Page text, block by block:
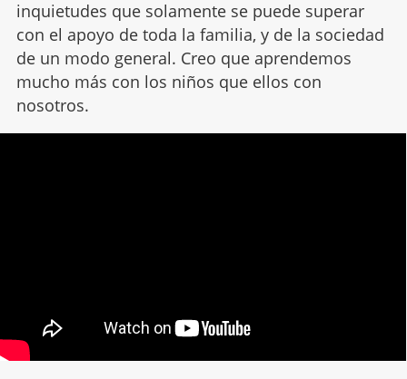
inquietudes que solamente se puede superar
con el apoyo de toda la familia, y de la sociedad
de un modo general. Creo que aprendemos
mucho más con los niños que ellos con
nosotros.